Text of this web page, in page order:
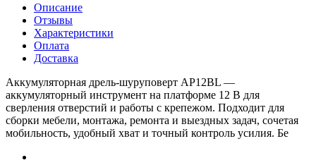
Описание
Отзывы
Характеристики
Оплата
Доставка
Аккумуляторная дрель-шуруповерт AP12BL —
аккумуляторный инструмент на платформе 12 В для
сверления отверстий и работы с крепежом. Подходит для
сборки мебели, монтажа, ремонта и выездных задач, сочетая
мобильность, удобный хват и точный контроль усилия. Бе